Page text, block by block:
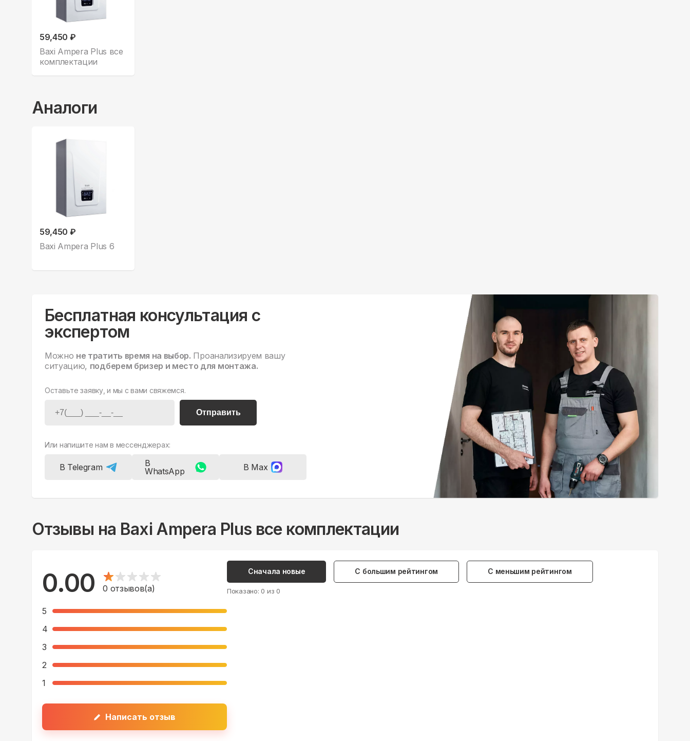
59,450 ₽
Baxi Ampera Plus все
комплектации
Аналоги
59,450 ₽
Baxi Ampera Plus 6
Бесплатная консультация с
экспертом
Можно не тратить время на выбор. Проанализируем вашу
ситуацию, подберем бризер и место для монтажа.
Оставьте заявку, и мы с вами свяжемся.
Отправить
Или напишите нам в мессенджерах:
В Telegram
В
WhatsApp
В Max
Отзывы на Baxi Ampera Plus все комплектации
0.00 0 отзывов(а)
5
4
3
2
1
Написать отзыв
Сначала новые С большим рейтингом С меньшим рейтингом
Показано: 0 из 0